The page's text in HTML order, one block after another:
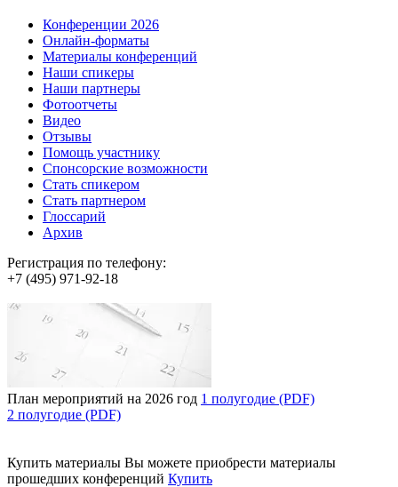
Конференции 2026
Онлайн-форматы
Материалы конференций
Наши спикеры
Наши партнеры
Фотоотчеты
Видео
Отзывы
Помощь участнику
Спонсорские возможности
Стать спикером
Стать партнером
Глоссарий
Архив
Регистрация по телефону:
+7 (495) 971-92-18
План мероприятий на 2026 год 1 полугодие (PDF)
2 полугодие (PDF)
Купить материалы Вы можете приобрести материалы
прошедших конференций Купить